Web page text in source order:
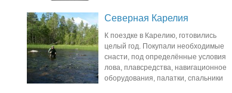
Северная Карелия
К поездке в Карелию, готовились
целый год. Покупали необходимые
снасти, под определённые условия
лова, плавсредства, навигационное
оборудования, палатки, спальники